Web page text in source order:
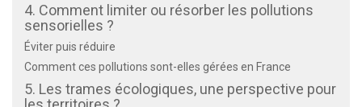
4. Comment limiter ou résorber les pollutions
sensorielles ?
Éviter puis réduire
Comment ces pollutions sont-elles gérées en France
5. Les trames écologiques, une perspective pour